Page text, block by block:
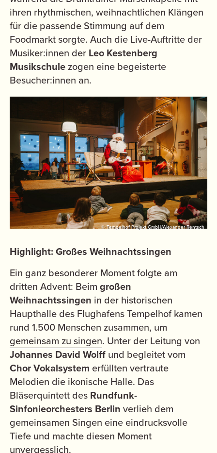
ihren rhythmischen, weihnachtlichen Klängen
für die passende Stimmung auf dem
Foodmarkt sorgte. Auch die Live-Auftritte der
Musiker:innen der Leo Kestenberg
Musikschule zogen eine begeisterte
Besucher:innen an.
© Tempelhof Projekt GmbH/Alexander Rentsch
Highlight: Großes Weihnachtssingen
Ein ganz besonderer Moment folgte am
dritten Advent: Beim großen
Weihnachtssingen in der historischen
Haupthalle des Flughafens Tempelhof kamen
rund 1.500 Menschen zusammen, um
gemeinsam zu singen. Unter der Leitung von
Johannes David Wolff und begleitet vom
Chor Vokalsystem erfüllten vertraute
Melodien die ikonische Halle. Das
Bläserquintett des Rundfunk-
Sinfonieorchesters Berlin verlieh dem
gemeinsamen Singen eine eindrucksvolle
Tiefe und machte diesen Moment
unvergesslich.